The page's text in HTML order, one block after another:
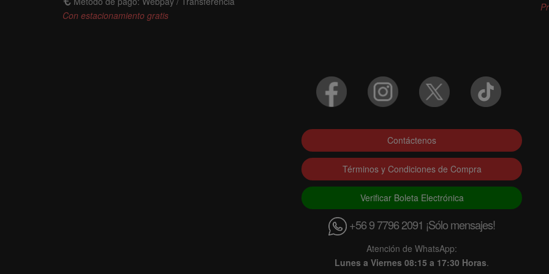
Con estacionamiento gratis
Contáctenos
Términos y Condiciones de Compra
Verificar Boleta Electrónica
+56 9 7796 2091 ¡Sólo mensajes!
Atención de WhatsApp:
Lunes a Viernes 08:15 a 17:30 Horas.